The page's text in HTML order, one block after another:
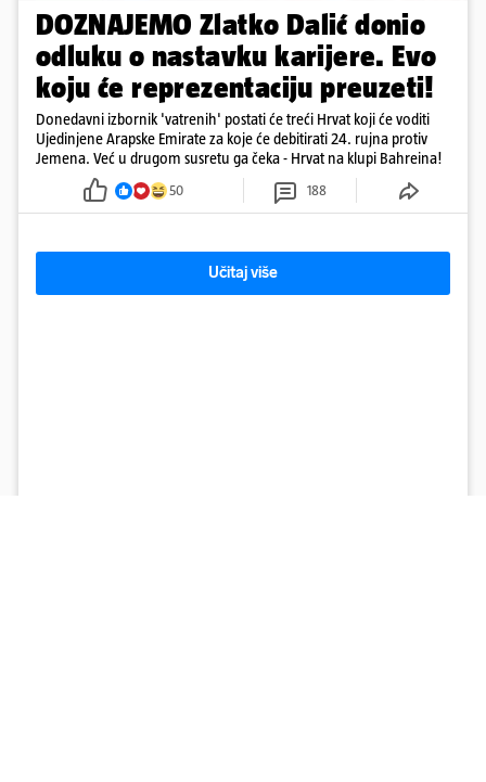
DOZNAJEMO Zlatko Dalić donio
odluku o nastavku karijere. Evo
koju će reprezentaciju preuzeti!
Donedavni izbornik 'vatrenih' postati će treći Hrvat koji će voditi
Ujedinjene Arapske Emirate za koje će debitirati 24. rujna protiv
Jemena. Već u drugom susretu ga čeka - Hrvat na klupi Bahreina!
50 188
Učitaj više